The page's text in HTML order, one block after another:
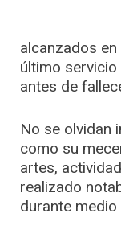
alcanzados
último
antes de
No se olvidan
como su
artes,
realizado
durante medio